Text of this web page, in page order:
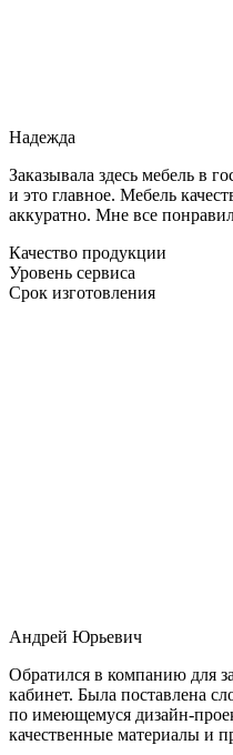
Надежда
Заказывала здесь мебель в
и это главное. Мебель
аккуратно. Мне все
Качество продукции
Уровень сервиса
Срок изготовления
Андрей Юрьевич
Обратился в компанию для
кабинет. Была поставлена
по имеющемуся дизайн-
качественные материалы и